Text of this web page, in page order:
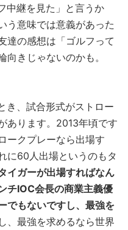
中継を見た」と言うか
う意味では意義があった
達の感想は「ゴルフって
きじゃないのかも。
き、試合形式がストロー
あります。2013年頃です
ークプレーなら出場す
に60人出場というのもタ
イガーが出場すればなん
チIOC会長の商業主義優
でもないですし、最強を
、最強を求めるなら世界